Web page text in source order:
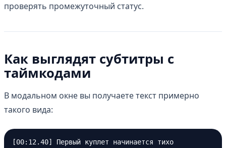
проверять промежуточный статус.
Как выглядят субтитры с
таймкодами
В модальном окне вы получаете текст примерно
такого вида:
[00:12.40] Первый куплет начинается тихо